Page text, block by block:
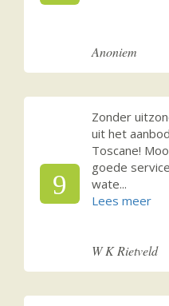
Anoniem
9
Zonder
uit het
Toscane!
goede
wate...
W K Rietveld